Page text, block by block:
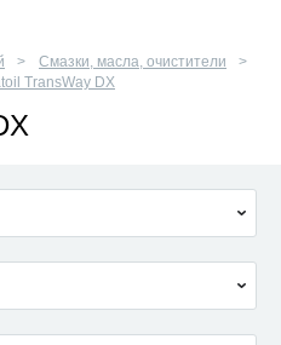
Смазки, масла, очистители
TransWay DX